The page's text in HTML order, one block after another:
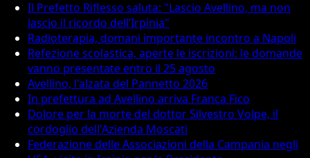
Il Prefetto Riflesso saluta: "Lascio Avellino, ma non
lascio il ricordo dell’Irpinia"
Radioterapia, domani importante incontro a Napoli
Refezione scolastica, aperte le iscrizioni: le domande
vanno presentate entro il 25 agosto
Avellino, l'alzata del Pannetto 2026
In prefettura ad Avellino arriva Franca Fico
Dolore per la morte del dottor Silvestro Volpe, il
cordoglio dell'Azienda Moscati
Federazione delle Associazioni della Campania negli